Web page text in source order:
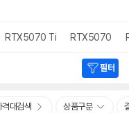
RTX5070 Ti RTX5070
필터
격대검색 상품구분